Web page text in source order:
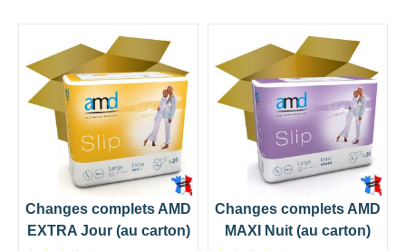
Changes complets AMD
EXTRA Jour (au carton)
Changes complets AMD
MAXI Nuit (au carton)